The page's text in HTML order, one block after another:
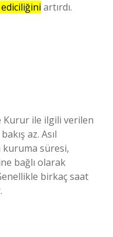
artırdı.
Kurur ile ilgili verilen
az. Asıl
kuruma süresi,
bağlı olarak
birkaç saat